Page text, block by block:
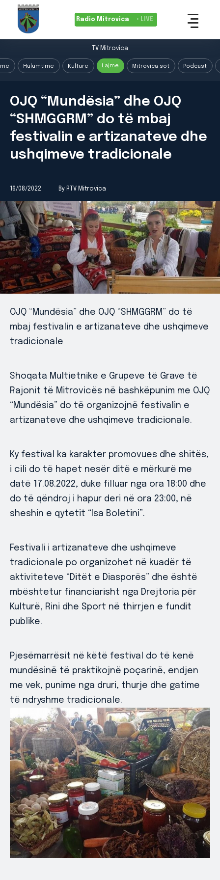
Radio Mitrovica • LIVE
TV Mitrovica
Hulumtime Kulture Lajme Mitrovica sot Podcast
OJQ “Mundësia” dhe OJQ
“SHMGGRM” do të mbaj
festivalin e artizanateve dhe
ushqimeve tradicionale
16/08/2022 By RTV Mitrovica
OJQ “Mundësia” dhe OJQ “SHMGGRM” do të
mbaj festivalin e artizanateve dhe ushqimeve
tradicionale
Shoqata Multietnike e Grupeve të Grave të
Rajonit të Mitrovicës në bashkëpunim me OJQ
“Mundësia” do të organizojnë festivalin e
artizanateve dhe ushqimeve tradicionale.
Ky festival ka karakter promovues dhe shitës,
i cili do të hapet nesër ditë e mërkurë me
datë 17.08.2022, duke filluar nga ora 18:00 dhe
do të qëndroj i hapur deri në ora 23:00, në
sheshin e qytetit “Isa Boletini”.
Festivali i artizanateve dhe ushqimeve
tradicionale po organizohet në kuadër të
aktiviteteve “Ditët e Diasporës” dhe është
mbështetur financiarisht nga Drejtoria për
Kulturë, Rini dhe Sport në thirrjen e fundit
publike.
Pjesëmarrësit në këtë festival do të kenë
mundësinë të praktikojnë poçarinë, endjen
me vek, punime nga druri, thurje dhe gatime
të ndryshme tradicionale.